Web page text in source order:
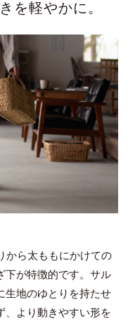
を軽やかに。
から太ももにかけての
下が特徴的です。サル
生地のゆとりを持たせ
、より動きやすい形を